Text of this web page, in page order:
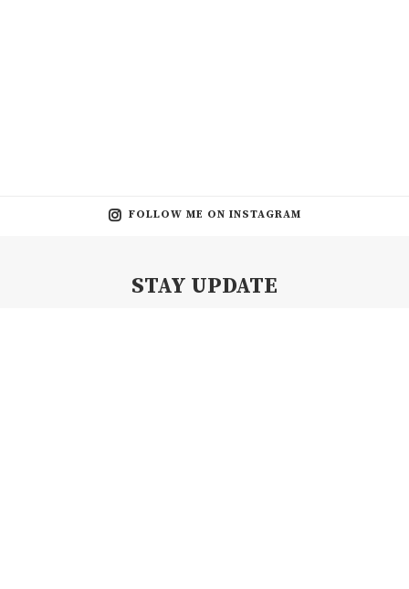
FOLLOW ME ON INSTAGRAM
STAY UPDATE